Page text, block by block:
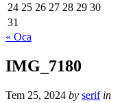
24 25 26 27 28 29 30
31
« Oca
IMG_7180
Tem 25, 2024 by serif in